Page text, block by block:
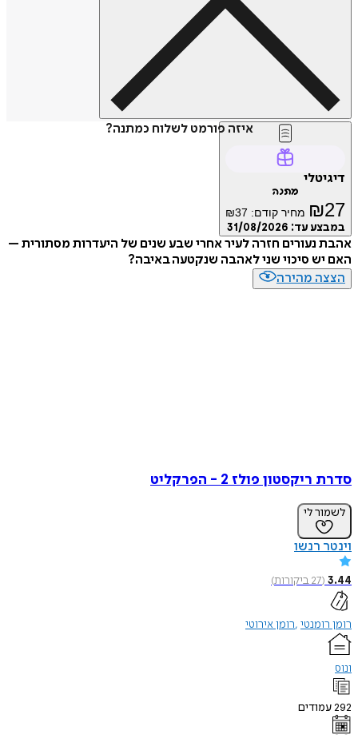
איזה פורמט לשלוח כמתנה?
דיגיטלי
מתנה
₪27 מחיר קודם: ₪37
במבצע עד: 31/08/2026
אהבת נעורים חזרה לעיר אחרי שבע שנים של היעדרות מסתורית –
האם יש סיכוי שני לאהבה שנקטעה באיבה?
הצצה מהירה
סדרת ריקסטון פולז 2 - הפרקליט
לשמור לי
וינטר רנשו
3.44
(
27ביקורות)
רומן רומנטי רומן אירוטי
ונוס
292עמודים